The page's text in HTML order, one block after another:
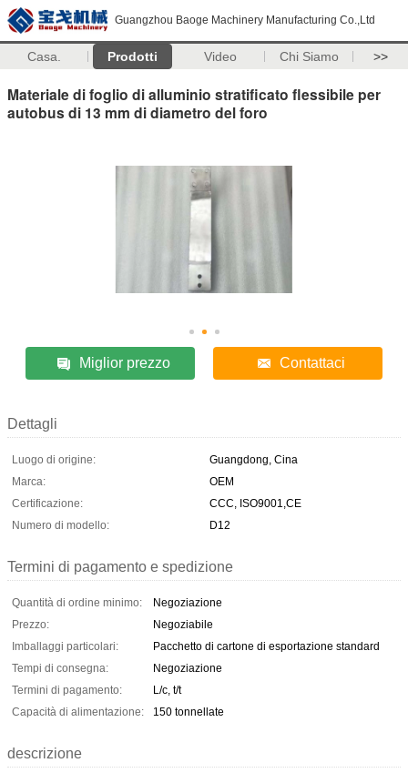
Guangzhou Baoge Machinery Manufacturing Co.,Ltd
Casa. Prodotti Video Chi Siamo >>
Materiale di foglio di alluminio stratificato flessibile per
autobus di 13 mm di diametro del foro
Miglior prezzo Contattaci
Dettagli
Luogo di origine:
Guangdong, Cina
Marca:
OEM
Certificazione:
CCC, ISO9001,CE
Numero di modello:
D12
Termini di pagamento e spedizione
Quantità di ordine minimo:
Negoziazione
Prezzo:
Negoziabile
Imballaggi particolari:
Pacchetto di cartone di esportazione standard
Tempi di consegna:
Negoziazione
Termini di pagamento:
L/c, t/t
Capacità di alimentazione:
150 tonnellate
descrizione